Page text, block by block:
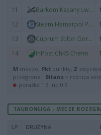
11 Barkom Każany Lwów
12
Steam Hemarpol Politechnika Częstochowa
13
Cuprum Stilon Gorzów
14
InPost ChKS Chełm
M mecze, Pkt punkty, Z
przegrane · Bilans = różnica
porażka 1:3 lub 0:3
TAURONLIGA - MECZE
LP DRUŻYNA